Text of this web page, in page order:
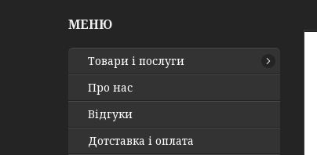
Товари і послуги
Про нас
Відгуки
Дотставка і оплата